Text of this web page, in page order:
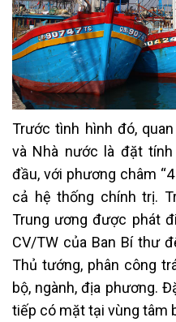
Trước tình hình đó,
và Nhà nước là đặt
đầu, với phương châm
cả hệ thống chính trị.
Trung ương được phát
CV/TW của Ban Bí thư
Thủ tướng, phân công
bộ, ngành, địa phương.
tiếp có mặt tại vùng tâm